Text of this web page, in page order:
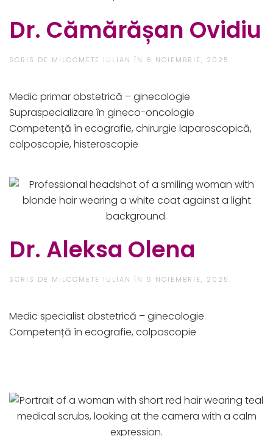
Dr. Cămărășan Ovidiu
SCRIS DE MILCOMETE IULIAN ÎN 6 NOIEMBRIE, 2025
Medic primar obstetrică – ginecologie
Supraspecializare în gineco-oncologie
Competență în ecografie, chirurgie laparoscopică,
colposcopie, histeroscopie
Dr. Aleksa Olena
SCRIS DE MILCOMETE IULIAN ÎN 6 NOIEMBRIE, 2025
Medic specialist obstetrică – ginecologie​
Competență în ecografie, colposcopie